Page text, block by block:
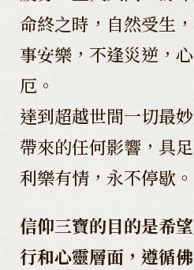
命終之時，自然受生
事安樂，不逢災逆，
厄。
達到超越世間一切最
帶來的任何影響，具
利樂有情，永不停歇。
信仰三寶的目的是希
行和心靈層面，遵循